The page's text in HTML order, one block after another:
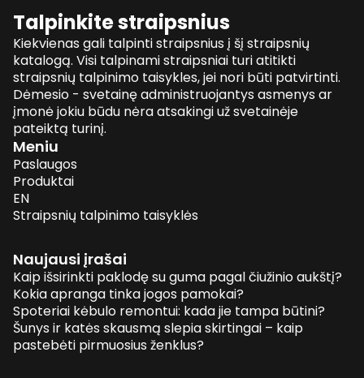
Talpinkite straipsnius
Kiekvienas gali talpinti straipsnius į šį straipsnių
katalogą. Visi talpinami straipsniai turi atitikti
straipsnių talpinimo taisykles, jei nori būti patvirtinti.
Dėmesio - svetainę administruojantys asmenys ar
įmonė jokiu būdu nėra atsakingi už svetainėje
pateiktą turinį.
Meniu
Paslaugos
Produktai
EN
Straipsnių talpinimo taisyklės
Naujausi įrašai
Kaip išsirinkti paklodę su guma pagal čiužinio aukštį?
Kokia apranga tinka jogos pamokai?
Spoteriai kėbulo remontui: kada jie tampa būtini?
Šunys ir katės skausmą slepia skirtingai – kaip
pastebėti pirmuosius ženklus?